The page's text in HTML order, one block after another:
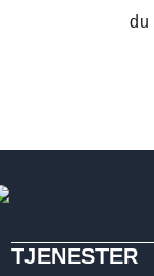
du
TJENESTER